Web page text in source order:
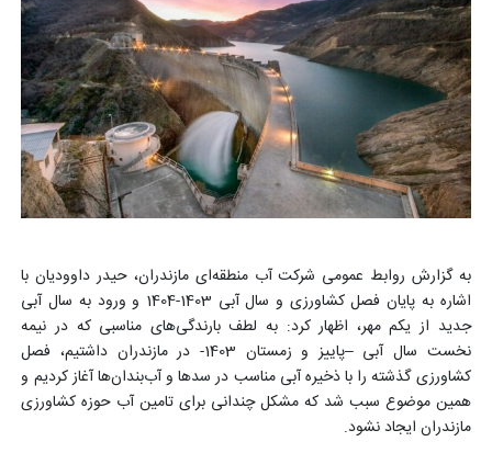
به گزارش روابط عمومی شرکت آب منطقه‌ای مازندران، حیدر داوودیان با
اشاره به پایان فصل کشاورزی و سال آبی 1403-1404 و ورود به سال آبی
جدید از یکم مهر، اظهار کرد: به لطف بارندگی‌های مناسبی که در نیمه
نخست سال آبی –پاییز و زمستان 1403- در مازندران داشتیم، فصل
کشاورزی گذشته را با ذخیره آبی مناسب در سدها و آب‌بندان‌ها آغاز کردیم و
همین موضوع سبب شد که مشکل چندانی برای تامین آب حوزه کشاورزی
مازندران ایجاد نشود.